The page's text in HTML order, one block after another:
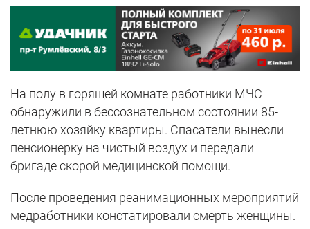
На полу в горящей комнате работники МЧС
обнаружили в бессознательном состоянии 85-
летнюю хозяйку квартиры. Спасатели вынесли
пенсионерку на чистый воздух и передали
бригаде скорой медицинской помощи.
После проведения реанимационных мероприятий
медработники констатировали смерть женщины.